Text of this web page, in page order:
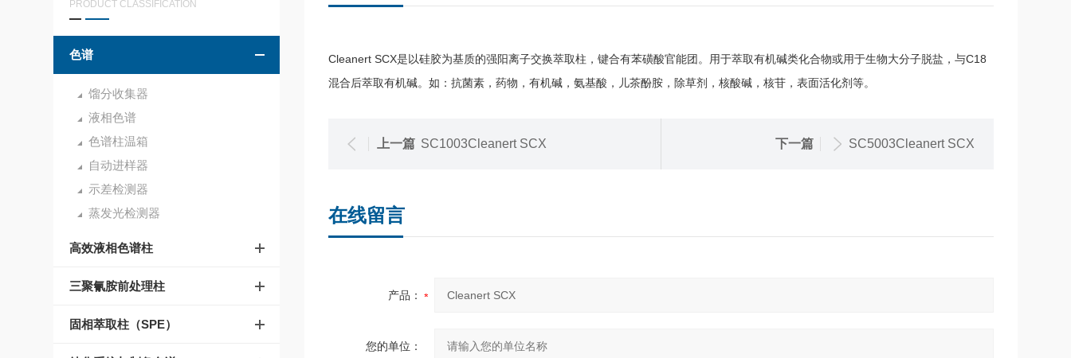
PRODUCT CLASSIFICATION
色谱
馏分收集器
液相色谱
色谱柱温箱
自动进样器
示差检测器
蒸发光检测器
高效液相色谱柱
三聚氰胺前处理柱
固相萃取柱（SPE）
Cleanert SCX是以硅胶为基质的强阳离子交换萃取柱，键合有苯磺酸官能团。用于萃取有机碱类化合物或用于生物大分子脱盐，与C18
混合后萃取有机碱。如：抗菌素，药物，有机碱，氨基酸，儿茶酚胺，除草剂，核酸碱，核苷，表面活化剂等。
上一篇 SC1003Cleanert SCX 下一篇 SC5003Cleanert SCX
在线留言
产品：
您的单位：